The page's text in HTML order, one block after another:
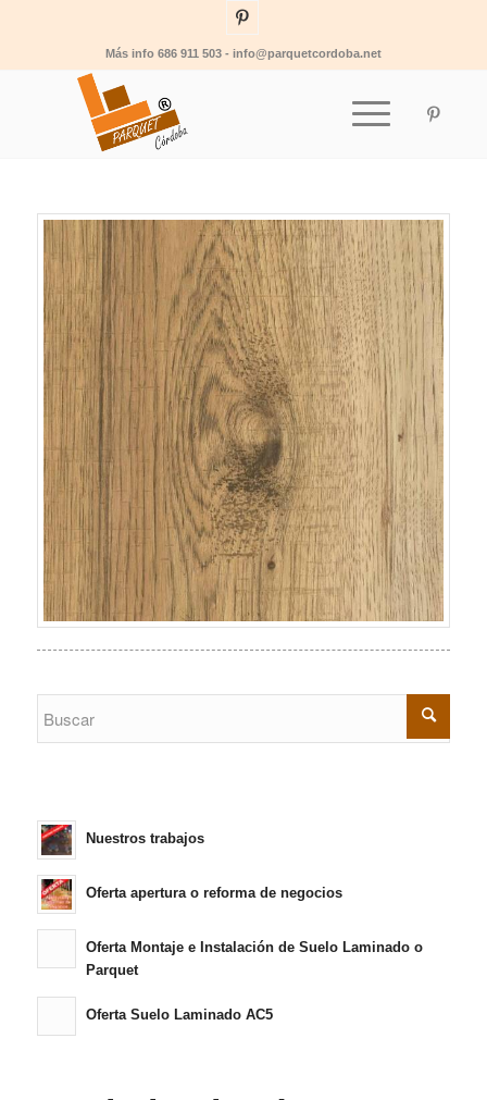
Más info 686 911 503 - info@parquetcordoba.net
Nuestros trabajos
Oferta apertura o reforma de negocios
Oferta Montaje e Instalación de Suelo Laminado o
Parquet
Oferta Suelo Laminado AC5